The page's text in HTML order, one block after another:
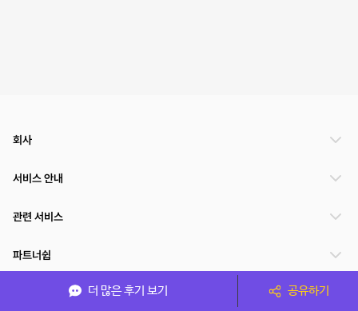
더 많은 후기 보기 공유하기
회사
서비스 안내
관련 서비스
파트너쉽
서비스 제공 국가